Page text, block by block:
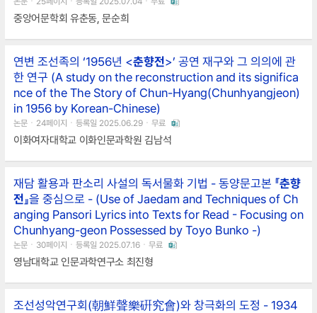
중앙어문학회 유춘동, 문순희
연변 조선족의 ‘1956년 <춘향전>’ 공연 재구와 그 의의에 관
한 연구 (A study on the reconstruction and its significa
nce of the The Story of Chun-Hyang(Chunhyangjeon)
in 1956 by Korean-Chinese)
논문ㆍ24페이지ㆍ등록일 2025.06.29ㆍ무료
이화여자대학교 이화인문과학원 김남석
재담 활용과 판소리 사설의 독서물화 기법 - 동양문고본 『춘향
전』을 중심으로 - (Use of Jaedam and Techniques of Ch
anging Pansori Lyrics into Texts for Read - Focusing on
Chunhyang-geon Possessed by Toyo Bunko -)
논문ㆍ30페이지ㆍ등록일 2025.07.16ㆍ무료
영남대학교 인문과학연구소 최진형
조선성악연구회(朝鮮聲樂硏究會)와 창극화의 도정 - 1934